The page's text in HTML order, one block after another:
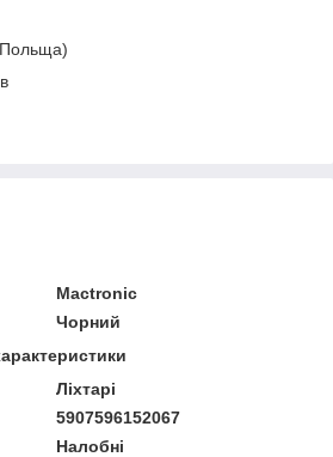
Mactronic
Чорний
Ліхтарі
5907596152067
Налобні